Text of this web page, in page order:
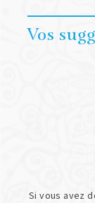
Vos
Si vous avez